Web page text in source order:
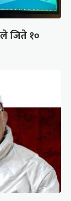
जिते १०